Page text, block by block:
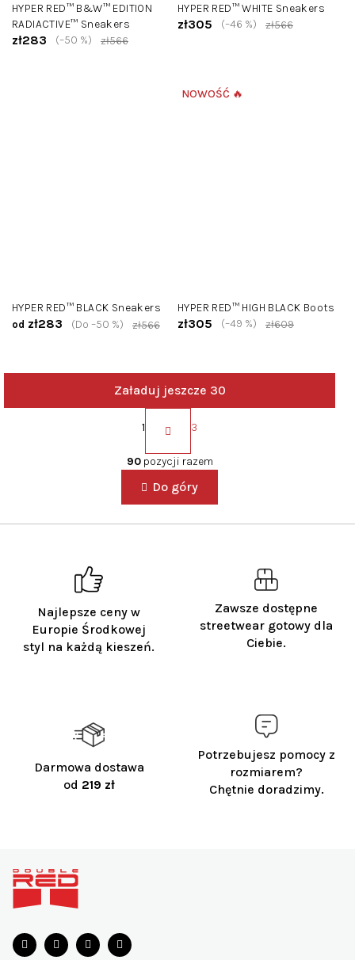
HYPER RED™ B&W™ EDITION
RADIACTIVE™ Sneakers
zł283 zł566
(–50 %)
HYPER RED™ WHITE Sneakers
zł305 zł566
(–46 %)
HYPER RED™ BLACK Sneakers
od zł283 zł566
(Do –50 %)
NOWOŚĆ 🔥
HYPER RED™ HIGH BLACK Boots
zł305 zł609
(–49 %)
o
t
r
o
Załaduj jeszcze 30
P
a
i
n
a
c
a
1 3
90pozycji razem
Do góry
Najlepsze ceny w
Europie Środkowej
styl na każdą kieszeń.
Zawsze dostępne
streetwear gotowy dla
Ciebie.
Darmowa dostawa
od 219 zł
Potrzebujesz pomocy z
rozmiarem?
Chętnie doradzimy.